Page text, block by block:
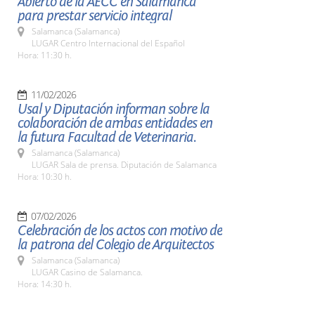
para prestar servicio integral
Salamanca (Salamanca)
LUGAR Centro Internacional del Español
Hora: 11:30 h.
11/02/2026
Usal y Diputación informan sobre la
colaboración de ambas entidades en
la futura Facultad de Veterinaria.
Salamanca (Salamanca)
LUGAR Sala de prensa. Diputación de Salamanca
Hora: 10:30 h.
07/02/2026
Celebración de los actos con motivo de
la patrona del Colegio de Arquitectos
Salamanca (Salamanca)
LUGAR Casino de Salamanca.
Hora: 14:30 h.